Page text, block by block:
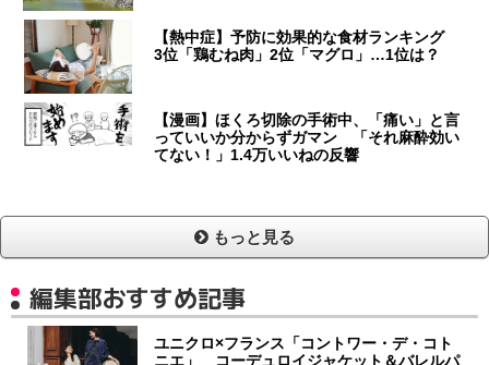
【熱中症】予防に効果的な食材ランキング
3位「鶏むね肉」2位「マグロ」…1位は？
【漫画】ほくろ切除の手術中、「痛い」と言
っていいか分からずガマン 「それ麻酔効い
てない！」1.4万いいねの反響
もっと見る
編集部おすすめ記事
ユニクロ×フランス「コントワー・デ・コト
ニエ」 コーデュロイジャケット＆バレルパ